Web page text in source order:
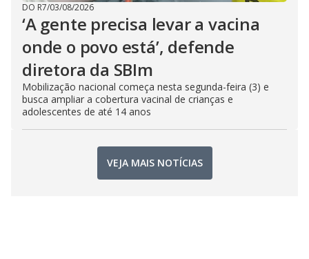
DO R7/03/08/2026
‘A gente precisa levar a vacina
onde o povo está’, defende
diretora da SBIm
Mobilização nacional começa nesta segunda-feira (3) e
busca ampliar a cobertura vacinal de crianças e
adolescentes de até 14 anos
VEJA MAIS NOTÍCIAS